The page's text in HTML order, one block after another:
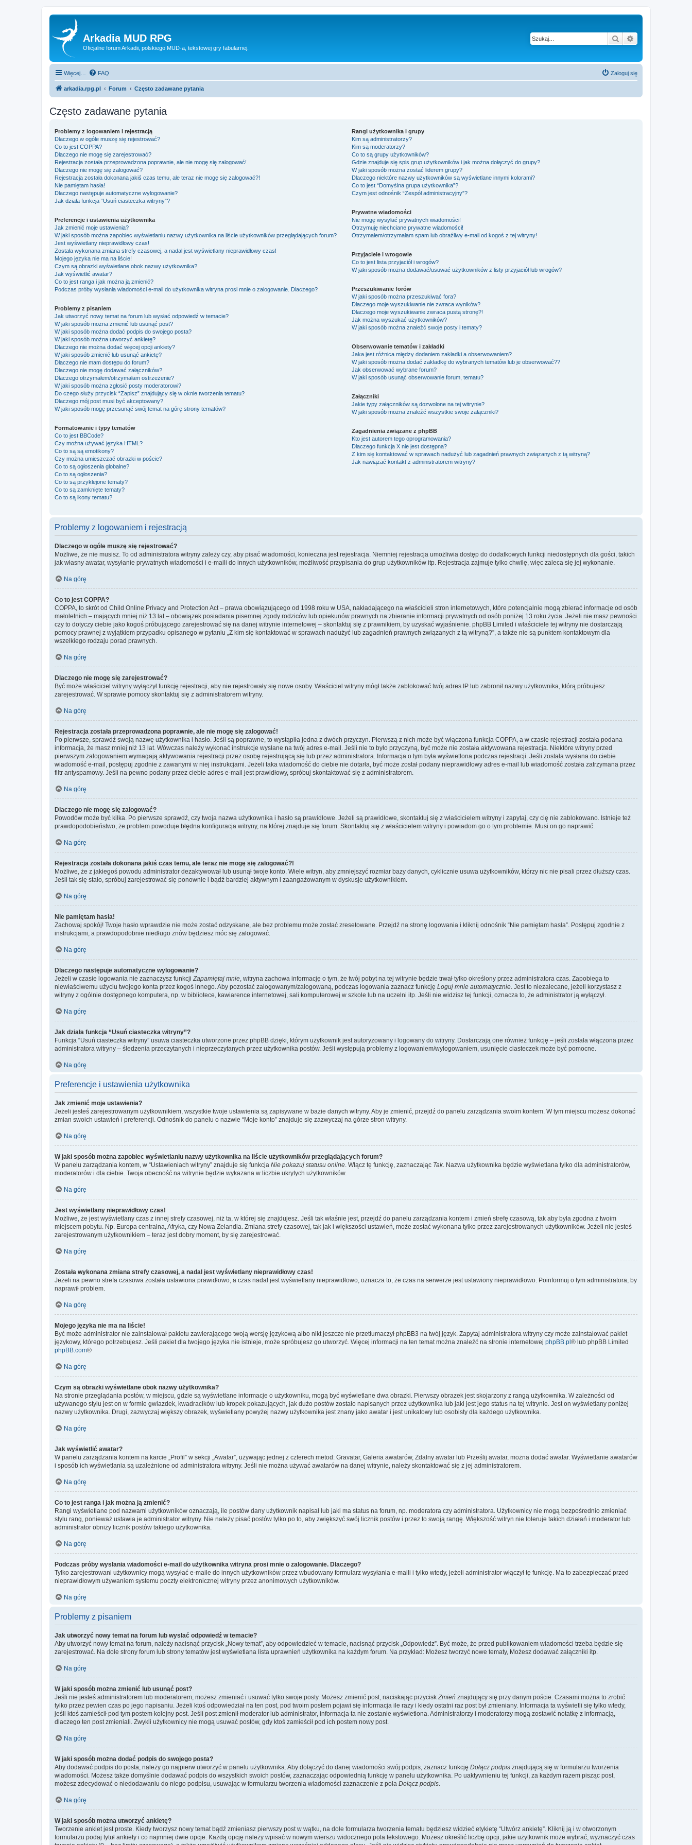
Arkadia MUD RPG
Oficjalne forum Arkadii, polskiego MUD-a, tekstowej gry fabularnej.
Szukaj
Więcej… FAQ Zaloguj się
arkadia.rpg.pl Forum Często zadawane pytania
Często zadawane pytania
Problemy z logowaniem i rejestracją
Dlaczego w ogóle muszę się rejestrować?
Co to jest COPPA?
Dlaczego nie mogę się zarejestrować?
Rejestracja została przeprowadzona poprawnie, ale nie mogę się zalogować!
Dlaczego nie mogę się zalogować?
Rejestracja została dokonana jakiś czas temu, ale teraz nie mogę się zalogować?!
Nie pamiętam hasła!
Dlaczego następuje automatyczne wylogowanie?
Jak działa funkcja “Usuń ciasteczka witryny”?
Preferencje i ustawienia użytkownika
Jak zmienić moje ustawienia?
W jaki sposób można zapobiec wyświetlaniu nazwy użytkownika na liście użytkowników przeglądających forum?
Jest wyświetlany nieprawidłowy czas!
Została wykonana zmiana strefy czasowej, a nadal jest wyświetlany nieprawidłowy czas!
Mojego języka nie ma na liście!
Czym są obrazki wyświetlane obok nazwy użytkownika?
Jak wyświetlić awatar?
Co to jest ranga i jak można ją zmienić?
Podczas próby wysłania wiadomości e-mail do użytkownika witryna prosi mnie o zalogowanie. Dlaczego?
Problemy z pisaniem
Jak utworzyć nowy temat na forum lub wysłać odpowiedź w temacie?
W jaki sposób można zmienić lub usunąć post?
W jaki sposób można dodać podpis do swojego posta?
W jaki sposób można utworzyć ankietę?
Dlaczego nie można dodać więcej opcji ankiety?
W jaki sposób zmienić lub usunąć ankietę?
Dlaczego nie mam dostępu do forum?
Dlaczego nie mogę dodawać załączników?
Dlaczego otrzymałem/otrzymałam ostrzeżenie?
W jaki sposób można zgłosić posty moderatorowi?
Do czego służy przycisk “Zapisz” znajdujący się w oknie tworzenia tematu?
Dlaczego mój post musi być akceptowany?
W jaki sposób mogę przesunąć swój temat na górę strony tematów?
Formatowanie i typy tematów
Co to jest BBCode?
Czy można używać języka HTML?
Co to są są emotikony?
Czy można umieszczać obrazki w poście?
Co to są ogłoszenia globalne?
Co to są ogłoszenia?
Co to są przyklejone tematy?
Co to są zamknięte tematy?
Co to są ikony tematu?
Rangi użytkownika i grupy
Kim są administratorzy?
Kim są moderatorzy?
Co to są grupy użytkowników?
Gdzie znajduje się spis grup użytkowników i jak można dołączyć do grupy?
W jaki sposób można zostać liderem grupy?
Dlaczego niektóre nazwy użytkowników są wyświetlane innymi kolorami?
Co to jest “Domyślna grupa użytkownika”?
Czym jest odnośnik “Zespół administracyjny”?
Prywatne wiadomości
Nie mogę wysyłać prywatnych wiadomości!
Otrzymuję niechciane prywatne wiadomości!
Otrzymałem/otrzymałam spam lub obraźliwy e-mail od kogoś z tej witryny!
Przyjaciele i wrogowie
Co to jest lista przyjaciół i wrogów?
W jaki sposób można dodawać/usuwać użytkowników z listy przyjaciół lub wrogów?
Przeszukiwanie forów
W jaki sposób można przeszukiwać fora?
Dlaczego moje wyszukiwanie nie zwraca wyników?
Dlaczego moje wyszukiwanie zwraca pustą stronę?!
Jak można wyszukać użytkowników?
W jaki sposób można znaleźć swoje posty i tematy?
Obserwowanie tematów i zakładki
Jaka jest różnica między dodaniem zakładki a obserwowaniem?
W jaki sposób można dodać zakładkę do wybranych tematów lub je obserwować??
Jak obserwować wybrane forum?
W jaki sposób usunąć obserwowanie forum, tematu?
Załączniki
Jakie typy załączników są dozwolone na tej witrynie?
W jaki sposób można znaleźć wszystkie swoje załączniki?
Zagadnienia związane z phpBB
Kto jest autorem tego oprogramowania?
Dlaczego funkcja X nie jest dostępna?
Z kim się kontaktować w sprawach nadużyć lub zagadnień prawnych związanych z tą witryną?
Jak nawiązać kontakt z administratorem witryny?
Problemy z logowaniem i rejestracją
Dlaczego w ogóle muszę się rejestrować?
Możliwe, że nie musisz. To od administratora witryny zależy czy, aby pisać wiadomości, konieczna jest rejestracja. Niemniej rejestracja umożliwia dostęp do dodatkowych funkcji niedostępnych dla gości, takich
jak własny awatar, wysyłanie prywatnych wiadomości i e-maili do innych użytkowników, możliwość przypisania do grup użytkowników itp. Rejestracja zajmuje tylko chwilę, więc zaleca się jej wykonanie.
Na górę
Co to jest COPPA?
COPPA, to skrót od Child Online Privacy and Protection Act – prawa obowiązującego od 1998 roku w USA, nakładającego na właścicieli stron internetowych, które potencjalnie mogą zbierać informacje od osób
małoletnich – mających mniej niż 13 lat – obowiązek posiadania pisemnej zgody rodziców lub opiekunów prawnych na zbieranie informacji prywatnych od osób poniżej 13 roku życia. Jeżeli nie masz pewności
czy to dotyczy ciebie jako kogoś próbującego zarejestrować się na danej witrynie internetowej – skontaktuj się z prawnikiem, by uzyskać wyjaśnienie. phpBB Limited i właściciele tej witryny nie dostarczają
pomocy prawnej z wyjątkiem przypadku opisanego w pytaniu „Z kim się kontaktować w sprawach nadużyć lub zagadnień prawnych związanych z tą witryną?”, a także nie są punktem kontaktowym dla
wszelkiego rodzaju porad prawnych.
Na górę
Dlaczego nie mogę się zarejestrować?
Być może właściciel witryny wyłączył funkcję rejestracji, aby nie rejestrowały się nowe osoby. Właściciel witryny mógł także zablokować twój adres IP lub zabronił nazwy użytkownika, którą próbujesz
zarejestrować. W sprawie pomocy skontaktuj się z administratorem witryny.
Na górę
Rejestracja została przeprowadzona poprawnie, ale nie mogę się zalogować!
Po pierwsze, sprawdź swoją nazwę użytkownika i hasło. Jeśli są poprawne, to wystąpiła jedna z dwóch przyczyn. Pierwszą z nich może być włączona funkcja COPPA, a w czasie rejestracji została podana
informacja, że masz mniej niż 13 lat. Wówczas należy wykonać instrukcje wysłane na twój adres e-mail. Jeśli nie to było przyczyną, być może nie została aktywowana rejestracja. Niektóre witryny przed
pierwszym zalogowaniem wymagają aktywowania rejestracji przez osobę rejestrującą się lub przez administratora. Informacja o tym była wyświetlona podczas rejestracji. Jeśli została wysłana do ciebie
wiadomość e-mail, postępuj zgodnie z zawartymi w niej instrukcjami. Jeżeli taka wiadomość do ciebie nie dotarła, być może został podany nieprawidłowy adres e-mail lub wiadomość została zatrzymana przez
filtr antyspamowy. Jeśli na pewno podany przez ciebie adres e-mail jest prawidłowy, spróbuj skontaktować się z administratorem.
Na górę
Dlaczego nie mogę się zalogować?
Powodów może być kilka. Po pierwsze sprawdź, czy twoja nazwa użytkownika i hasło są prawidłowe. Jeżeli są prawidłowe, skontaktuj się z właścicielem witryny i zapytaj, czy cię nie zablokowano. Istnieje też
prawdopodobieństwo, że problem powoduje błędna konfiguracja witryny, na której znajduje się forum. Skontaktuj się z właścicielem witryny i powiadom go o tym problemie. Musi on go naprawić.
Na górę
Rejestracja została dokonana jakiś czas temu, ale teraz nie mogę się zalogować?!
Możliwe, że z jakiegoś powodu administrator dezaktywował lub usunął twoje konto. Wiele witryn, aby zmniejszyć rozmiar bazy danych, cyklicznie usuwa użytkowników, którzy nic nie pisali przez dłuższy czas.
Jeśli tak się stało, spróbuj zarejestrować się ponownie i bądź bardziej aktywnym i zaangażowanym w dyskusje użytkownikiem.
Na górę
Nie pamiętam hasła!
Zachowaj spokój! Twoje hasło wprawdzie nie może zostać odzyskane, ale bez problemu może zostać zresetowane. Przejdź na stronę logowania i kliknij odnośnik “Nie pamiętam hasła”. Postępuj zgodnie z
instrukcjami, a prawdopodobnie niedługo znów będziesz móc się zalogować.
Na górę
Dlaczego następuje automatyczne wylogowanie?
Jeżeli w czasie logowania nie zaznaczysz funkcjiZapamiętaj mnie, witryna zachowa informację o tym, że twój pobyt na tej witrynie będzie trwał tylko określony przez administratora czas. Zapobiega to
niewłaściwemu użyciu twojego konta przez kogoś innego. Aby pozostać zalogowanym/zalogowaną, podczas logowania zaznacz funkcję Loguj mnie automatycznie. Jest to niezalecane, jeżeli korzystasz z
witryny z ogólnie dostępnego komputera, np. w bibliotece, kawiarence internetowej, sali komputerowej w szkole lub na uczelni itp. Jeśli nie widzisz tej funkcji, oznacza to, że administrator ją wyłączył.
Na górę
Jak działa funkcja “Usuń ciasteczka witryny”?
Funkcja “Usuń ciasteczka witryny” usuwa ciasteczka utworzone przez phpBB dzięki, którym użytkownik jest autoryzowany i logowany do witryny. Dostarczają one również funkcję – jeśli została włączona przez
administratora witryny – śledzenia przeczytanych i nieprzeczytanych przez użytkownika postów. Jeśli występują problemy z logowaniem/wylogowaniem, usunięcie ciasteczek może być pomocne.
Na górę
Preferencje i ustawienia użytkownika
Jak zmienić moje ustawienia?
Jeżeli jesteś zarejestrowanym użytkownikiem, wszystkie twoje ustawienia są zapisywane w bazie danych witryny. Aby je zmienić, przejdź do panelu zarządzania swoim kontem. W tym miejscu możesz dokonać
zmian swoich ustawień i preferencji. Odnośnik do panelu o nazwie “Moje konto” znajduje się zazwyczaj na górze stron witryny.
Na górę
W jaki sposób można zapobiec wyświetlaniu nazwy użytkownika na liście użytkowników przeglądających forum?
W panelu zarządzania kontem, w “Ustawieniach witryny” znajduje się funkcja Nie pokazuj statusu online. Włącz tę funkcję, zaznaczając Tak. Nazwa użytkownika będzie wyświetlana tylko dla administratorów,
moderatorów i dla ciebie. Twoja obecność na witrynie będzie wykazana w liczbie ukrytych użytkowników.
Na górę
Jest wyświetlany nieprawidłowy czas!
Możliwe, że jest wyświetlany czas z innej strefy czasowej, niż ta, w której się znajdujesz. Jeśli tak właśnie jest, przejdź do panelu zarządzania kontem i zmień strefę czasową, tak aby była zgodna z twoim
miejscem pobytu. Np. Europa centralna, Afryka, czy Nowa Zelandia. Zmiana strefy czasowej, tak jak i większości ustawień, może zostać wykonana tylko przez zarejestrowanych użytkowników. Jeżeli nie jesteś
zarejestrowanym użytkownikiem – teraz jest dobry moment, by się zarejestrować.
Na górę
Została wykonana zmiana strefy czasowej, a nadal jest wyświetlany nieprawidłowy czas!
Jeżeli na pewno strefa czasowa została ustawiona prawidłowo, a czas nadal jest wyświetlany nieprawidłowo, oznacza to, że czas na serwerze jest ustawiony nieprawidłowo. Poinformuj o tym administratora, by
naprawił problem.
Na górę
Mojego języka nie ma na liście!
Być może administrator nie zainstalował pakietu zawierającego twoją wersję językową albo nikt jeszcze nie przetłumaczył phpBB3 na twój język. Zapytaj administratora witryny czy może zainstalować pakiet
językowy, którego potrzebujesz. Jeśli pakiet dla twojego języka nie istnieje, może spróbujesz go utworzyć. Więcej informacji na ten temat można znaleźć na stronie internetowej phpBB.pl ® lub phpBB Limited
phpBB.com®
Na górę
Czym są obrazki wyświetlane obok nazwy użytkownika?
Na stronie przeglądania postów, w miejscu, gdzie są wyświetlane informacje o użytkowniku, mogą być wyświetlane dwa obrazki. Pierwszy obrazek jest skojarzony z rangą użytkownika. W zależności od
używanego stylu jest on w formie gwiazdek, kwadracików lub kropek pokazujących, jak dużo postów zostało napisanych przez użytkownika lub jaki jest jego status na tej witrynie. Jest on wyświetlany poniżej
nazwy użytkownika. Drugi, zazwyczaj większy obrazek, wyświetlany powyżej nazwy użytkownika jest znany jako awatar i jest unikatowy lub osobisty dla każdego użytkownika.
Na górę
Jak wyświetlić awatar?
W panelu zarządzania kontem na karcie „Profil” w sekcji „Awatar”, używając jednej z czterech metod: Gravatar, Galeria awatarów, Zdalny awatar lub Prześlij awatar, można dodać awatar. Wyświetlanie awatarów
i sposób ich wyświetlania są uzależnione od administratora witryny. Jeśli nie można używać awatarów na danej witrynie, należy skontaktować się z jej administratorem.
Na górę
Co to jest ranga i jak można ją zmienić?
Rangi wyświetlane pod nazwami użytkowników oznaczają, ile postów dany użytkownik napisał lub jaki ma status na forum, np. moderatora czy administratora. Użytkownicy nie mogą bezpośrednio zmieniać
stylu rang, ponieważ ustawia je administrator witryny. Nie należy pisać postów tylko po to, aby zwiększyć swój licznik postów i przez to swoją rangę. Większość witryn nie toleruje takich działań i moderator lub
administrator obniży licznik postów takiego użytkownika.
Na górę
Podczas próby wysłania wiadomości e-mail do użytkownika witryna prosi mnie o zalogowanie. Dlaczego?
Tylko zarejestrowani użytkownicy mogą wysyłać e-maile do innych użytkowników przez wbudowany formularz wysyłania e-maili i tylko wtedy, jeżeli administrator włączył tę funkcję. Ma to zabezpieczać przed
nieprawidłowym używaniem systemu poczty elektronicznej witryny przez anonimowych użytkowników.
Na górę
Problemy z pisaniem
Jak utworzyć nowy temat na forum lub wysłać odpowiedź w temacie?
Aby utworzyć nowy temat na forum, należy nacisnąć przycisk „Nowy temat”, aby odpowiedzieć w temacie, nacisnąć przycisk „Odpowiedz”. Być może, że przed publikowaniem wiadomości trzeba będzie się
zarejestrować. Na dole strony forum lub strony tematów jest wyświetlana lista uprawnień użytkownika na każdym forum. Na przykład: Możesz tworzyć nowe tematy, Możesz dodawać załączniki itp.
Na górę
W jaki sposób można zmienić lub usunąć post?
Jeśli nie jesteś administratorem lub moderatorem, możesz zmieniać i usuwać tylko swoje posty. Możesz zmienić post, naciskając przyciskZmień znajdujący się przy danym poście. Czasami można to zrobić
tylko przez pewien czas po jego napisaniu. Jeżeli ktoś odpowiedział na ten post, pod twoim postem pojawi się informacja ile razy i kiedy ostatni raz post był zmieniany. Informacja ta wyświetli się tylko wtedy,
jeśli ktoś zamieścił pod tym postem kolejny post. Jeśli post zmienił moderator lub administrator, informacja ta nie zostanie wyświetlona. Administratorzy i moderatorzy mogą zostawić notatkę z informacją,
dlaczego ten post zmieniali. Zwykli użytkownicy nie mogą usuwać postów, gdy ktoś zamieścił pod ich postem nowy post.
Na górę
W jaki sposób można dodać podpis do swojego posta?
Aby dodawać podpis do posta, należy go najpierw utworzyć w panelu użytkownika. Aby dołączyć do danej wiadomości swój podpis, zaznacz funkcję Dołącz podpis znajdującą się w formularzu tworzenia
wiadomości. Możesz także domyślnie dodawać podpis do wszystkich swoich postów, zaznaczając odpowiednią funkcję w panelu użytkownika. Po uaktywnieniu tej funkcji, za każdym razem pisząc post,
możesz zdecydować o niedodawaniu do niego podpisu, usuwając w formularzu tworzenia wiadomości zaznaczenie z pola Dołącz podpis.
Na górę
W jaki sposób można utworzyć ankietę?
Tworzenie ankiet jest proste. Kiedy tworzysz nowy temat bądź zmieniasz pierwszy post w wątku, na dole formularza tworzenia tematu będziesz widzieć etykietę “Utwórz ankietę”. Kliknij ją i w otworzonym
formularzu podaj tytuł ankiety i co najmniej dwie opcje. Każdą opcję należy wpisać w nowym wierszu widocznego pola tekstowego. Możesz określić liczbę opcji, jakie użytkownik może wybrać, wyznaczyć czas